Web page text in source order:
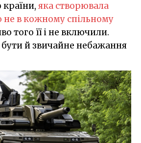
яка створювала
в кожному спільному
того її і не включили.
й звичайне небажання